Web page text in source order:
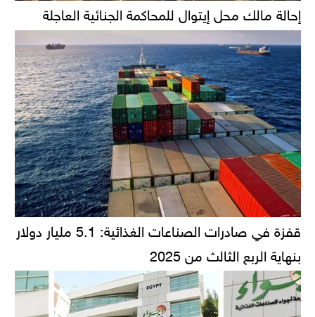
إحالة مالك محل إيتوال للمحاكمة الجنائية العاجلة
قفزة في صادرات الصناعات الغذائية: 5.1 مليار دولار
بنهاية الربع الثالث من 2025